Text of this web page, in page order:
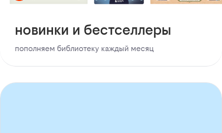
новинки и бестселлеры
пополняем библиотеку каждый месяц